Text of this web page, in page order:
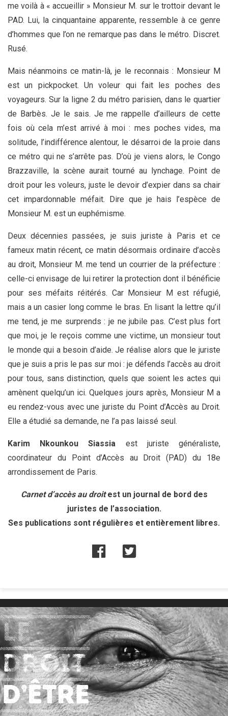
me voilà à « accueillir » Monsieur M. sur le trottoir devant le
PAD. Lui, la cinquantaine apparente, ressemble à ce genre
d’hommes que l’on ne remarque pas dans le métro. Discret.
Rusé.
Mais néanmoins ce matin-là, je le reconnais : Monsieur M
est un pickpocket. Un voleur qui fait les poches des
voyageurs. Sur la ligne 2 du métro parisien, dans le quartier
de Barbès. Je le sais. Je me rappelle d’ailleurs de cette
fois où cela m’est arrivé à moi : mes poches vides, ma
solitude, l’indifférence alentour, le désarroi de la proie dans
ce métro qui ne s’arrête pas. D’où je viens alors, le Congo
Brazzaville, la scène aurait tourné au lynchage. Point de
droit pour les voleurs, juste le devoir d’expier dans sa chair
cet impardonnable méfait. Dire que je hais l’espèce de
Monsieur M. est un euphémisme.
Deux décennies passées, je suis juriste à Paris et ce
fameux matin récent, ce matin désormais ordinaire d’accès
au droit, Monsieur M. me tend un courrier de la préfecture :
celle-ci envisage de lui retirer la protection dont il bénéficie
pour ses méfaits réitérés. Car Monsieur M est réfugié,
mais a un casier long comme le bras. En lisant la lettre qu’il
me tend, je me surprends : je ne jubile pas. C’est plus fort
que moi, je le reçois comme une victime, un monsieur tout
le monde qui a besoin d’aide. Je réalise alors que le juriste
que je suis a pris le pas sur moi : je défends l’accès au droit
pour tous, sans distinction, quels que soient les actes qui
amènent quelqu’un ici. Quelques jours après, Monsieur M a
eu rendez-vous avec une juriste du Point d’Accès au Droit.
Elle a étudié sa demande, ne l’a pas laissé seul.
Karim Nkounkou Siassia est juriste généraliste,
coordinateur du Point d’Accès au Droit (PAD) du 18e
arrondissement de Paris.
Carnet d’accès au droitest un journal de bord des
juristes de l’association.
Ses publications sont régulières et entièrement libres.